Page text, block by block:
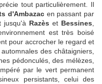
tout particulièrement. Il
d'Ambazac en passant par
jusqu'à Razès et Bessines
est très boisé
pour accrocher le regard et
des châtaigniers,
pédonculés, des mélèzes,
par le vert permanent
persistants, celui des